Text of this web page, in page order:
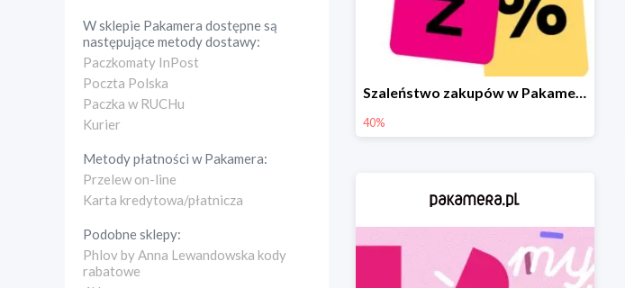
W sklepie Pakamera dostępne są
następujące metody dostawy:
Paczkomaty InPost
Poczta Polska
Paczka w RUCHu
Kurier
Metody płatności wPakamera:
Przelew on-line
Karta kredytowa/płatnicza
Podobne sklepy:
Phlov by Anna Lewandowska kody
rabatowe
Szaleństwo zakupów w Pakamera!
40%